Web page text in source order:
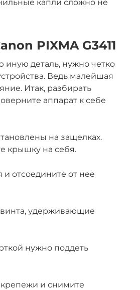
капли сложно не
PIXMA G3411
иную деталь, нужно четко
Ведь малейшая
Итак, разбирать
аппарат к себе
на защелках.
крышку на себя.
отсоедините от нее
удерживающие
нужно поддеть
и снимите